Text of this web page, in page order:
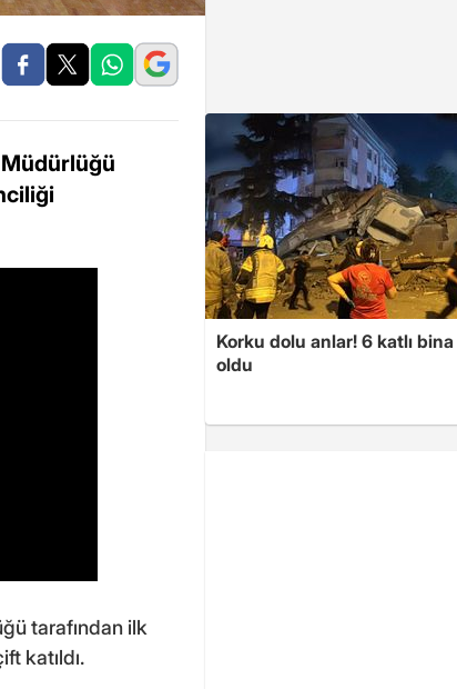
Müdürlüğü
tarafından ilk
katıldı.
Korku dolu anlar! 6 katlı
oldu